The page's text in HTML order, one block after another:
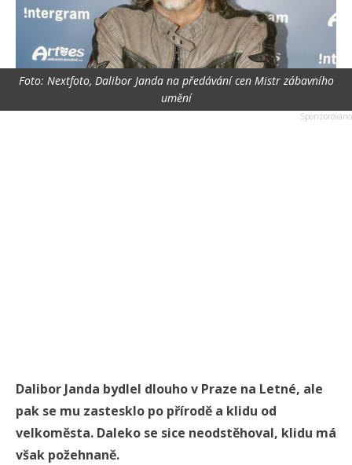
Foto: Nextfoto, Dalibor Janda na předávání cen Mistr zábavního
umění
Dalibor Janda bydlel dlouho v Praze na Letné, ale
pak se mu zastesklo po přírodě a klidu od
velkoměsta. Daleko se sice neodstěhoval, klidu má
však požehnaně.